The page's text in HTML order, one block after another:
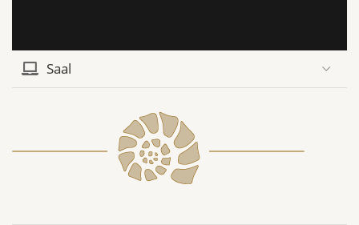
Saal